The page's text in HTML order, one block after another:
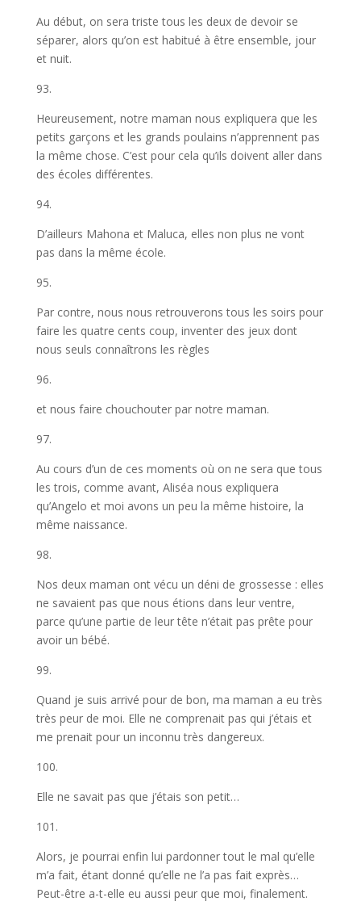
Au début, on sera triste tous les deux de devoir se
séparer, alors qu’on est habitué à être ensemble, jour
et nuit.
93.
Heureusement, notre maman nous expliquera que les
petits garçons et les grands poulains n’apprennent pas
la même chose. C’est pour cela qu’ils doivent aller dans
des écoles différentes.
94.
D’ailleurs Mahona et Maluca, elles non plus ne vont
pas dans la même école.
95.
Par contre, nous nous retrouverons tous les soirs pour
faire les quatre cents coup, inventer des jeux dont
nous seuls connaîtrons les règles
96.
et nous faire chouchouter par notre maman.
97.
Au cours d’un de ces moments où on ne sera que tous
les trois, comme avant, Aliséa nous expliquera
qu’Angelo et moi avons un peu la même histoire, la
même naissance.
98.
Nos deux maman ont vécu un déni de grossesse : elles
ne savaient pas que nous étions dans leur ventre,
parce qu’une partie de leur tête n’était pas prête pour
avoir un bébé.
99.
Quand je suis arrivé pour de bon, ma maman a eu très
très peur de moi. Elle ne comprenait pas qui j’étais et
me prenait pour un inconnu très dangereux.
100.
Elle ne savait pas que j’étais son petit…
101.
Alors, je pourrai enfin lui pardonner tout le mal qu’elle
m’a fait, étant donné qu’elle ne l’a pas fait exprès…
Peut-être a-t-elle eu aussi peur que moi, finalement.